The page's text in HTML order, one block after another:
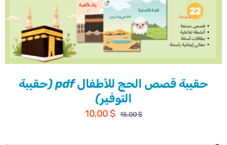
حقيبة قصص الحج للأطفال pdf (حقيبة
التوفير)
15,00$
السعر
10,00$
السعر